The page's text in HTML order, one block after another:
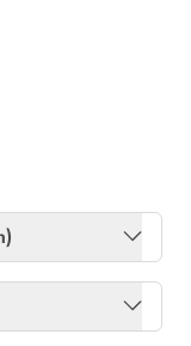
große
Stunden ein.
wie
ausgestattet.
eigene Musik
Ja